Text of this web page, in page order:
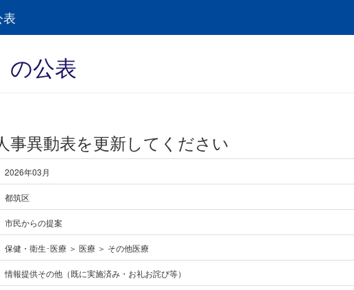
の公表
事異動表を更新してください
2026年03月
都筑区
市民からの提案
保健・衛生･医療 ＞ 医療 ＞ その他医療
情報提供その他（既に実施済み・お礼お詫び等）